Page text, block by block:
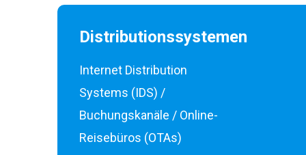
Distributionssystemen
Internet Distribution
Systems (IDS) /
Buchungskanäle / Online-
Reisebüros (OTAs)